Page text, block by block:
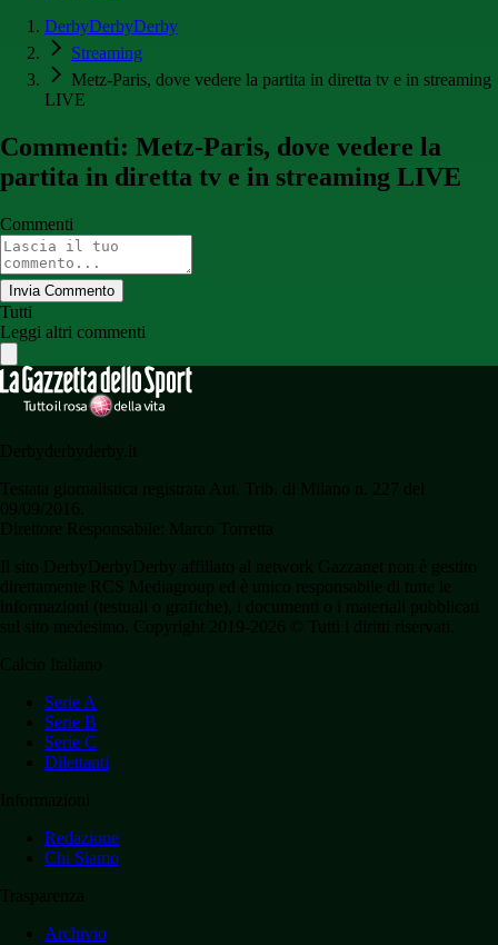
DerbyDerbyDerby
Streaming
Metz-Paris, dove vedere la partita in diretta tv e in streaming
LIVE
Commenti: Metz-Paris, dove vedere la
partita in diretta tv e in streaming LIVE
Commenti
Invia Commento
Tutti
Leggi altri commenti
Serie A
Serie B
Serie C
Dilettanti
Redazione
Chi Siamo
Archivio